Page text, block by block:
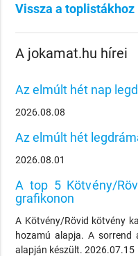
Vissza a toplistákhoz
A jokamat.hu hírei
Az elmúlt hét nap
2026.08.08
Az elmúlt hét
2026.08.01
A top 5 Kötvény/
grafikonon
A Kötvény/Rövid kötvény
hozamú alapja. A sorrend
alapján készült. 2026.07.15